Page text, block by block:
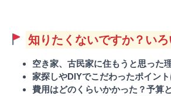
知りたくないですか？いろ
空き家、古民家に住もうと思った
家探しやDIYでこだわったポイント
費用はどのくらいかかった？予算